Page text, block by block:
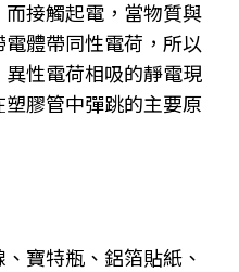
接觸起電，當物質與
體帶同性電荷，所以
性電荷相吸的靜電現
膠管中彈跳的主要原
寶特瓶、鋁箔貼紙、